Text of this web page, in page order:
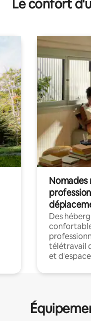
Le confort
Nomades
Des
télétravail
et